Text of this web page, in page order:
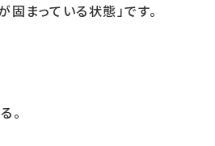
まっている状態」です。
。